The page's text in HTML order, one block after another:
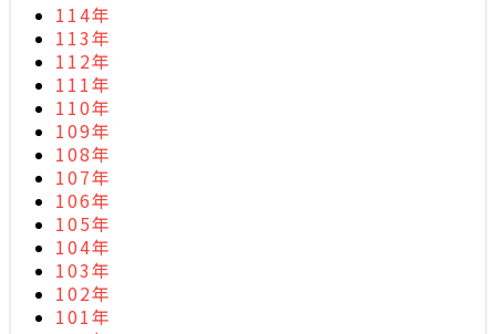
114年
113年
112年
111年
110年
109年
108年
107年
106年
105年
104年
103年
102年
101年